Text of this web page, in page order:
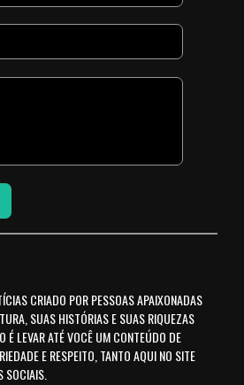
CRIADO POR PESSOAS APAIXONADAS
SUAS HISTÓRIAS E SUAS RIQUEZAS
É LEVAR ATÉ VOCÊ UM CONTEÚDO DE
E RESPEITO, TANTO AQUI NO SITE
SOCIAIS.